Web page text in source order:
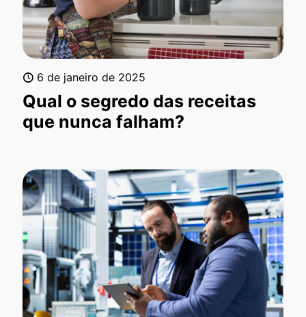
6 de janeiro de 2025
Qual o segredo das receitas
que nunca falham?